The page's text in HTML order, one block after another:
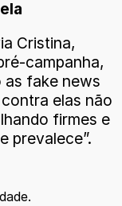
Cristina,
campanha,
as fake news
elas não
firmes e
prevalece”.